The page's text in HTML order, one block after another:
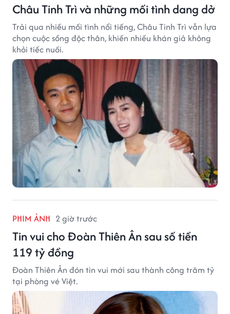
Châu Tinh Trì và những mối tình dang dở
Trải qua nhiều mối tình nổi tiếng, Châu Tinh Trì vẫn lựa
chọn cuộc sống độc thân, khiến nhiều khán giả không
khỏi tiếc nuối.
PHIM ẢNH 2 giờ trước
Tin vui cho Đoàn Thiên Ân sau số tiền
119 tỷ đồng
Đoàn Thiên Ân đón tin vui mới sau thành công trăm tỷ
tại phòng vé Việt.